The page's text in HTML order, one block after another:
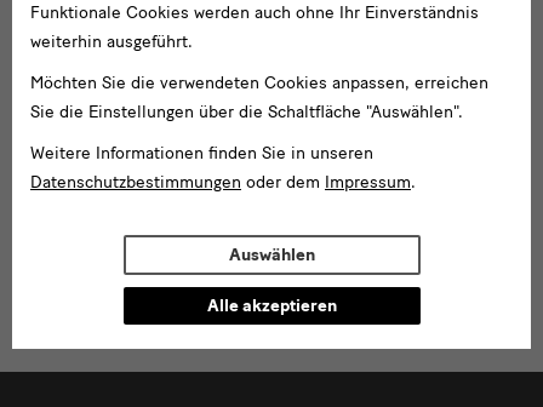
Partner
Funktionale Cookies werden auch ohne Ihr Einverständnis
weiterhin ausgeführt.
Möchten Sie die verwendeten Cookies anpassen, erreichen
Sie die Einstellungen über die Schaltfläche "Auswählen".
Weitere Informationen finden Sie in unseren
Datenschutzbestimmungen oder dem Impressum.
Auswählen
Alle akzeptieren